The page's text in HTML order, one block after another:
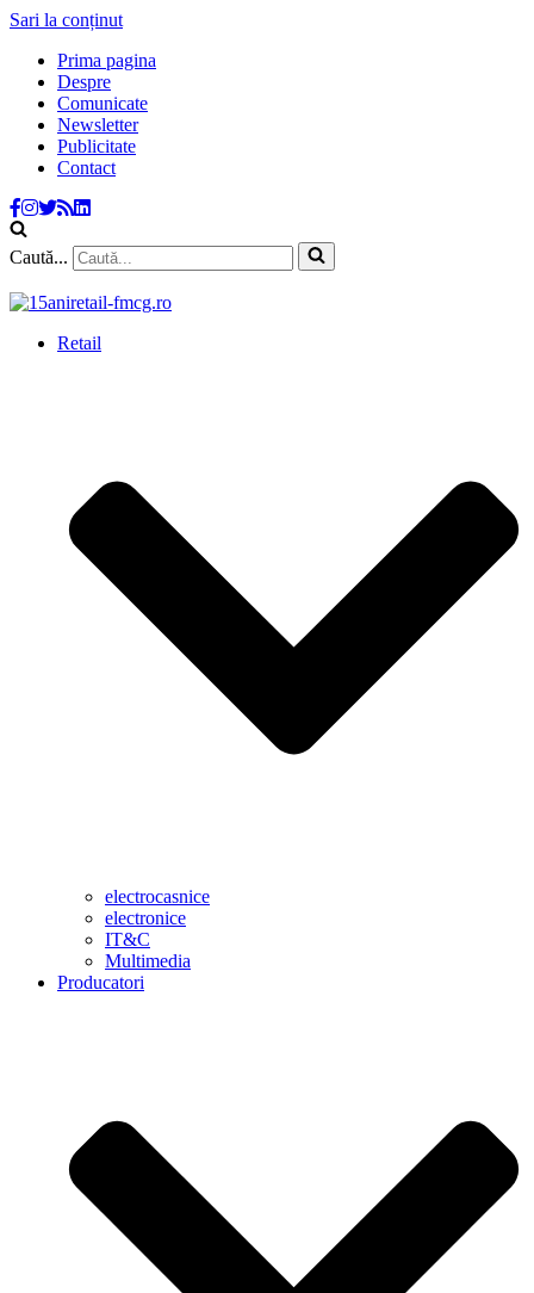
Sari la conținut
Prima pagina
Despre
Comunicate
Newsletter
Publicitate
Contact
Caută...
Retail
electrocasnice
electronice
IT&C
Multimedia
Producatori